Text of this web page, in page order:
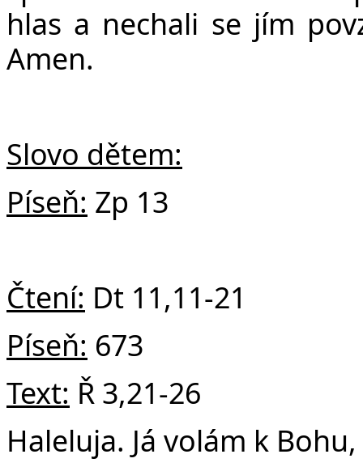
hlas a nechali se jím
Amen.
Slovo dětem:
Píseň: Zp 13
Čtení: Dt 11,11-21
Píseň: 673
Text: Ř 3,21-26
Haleluja. Já volám k